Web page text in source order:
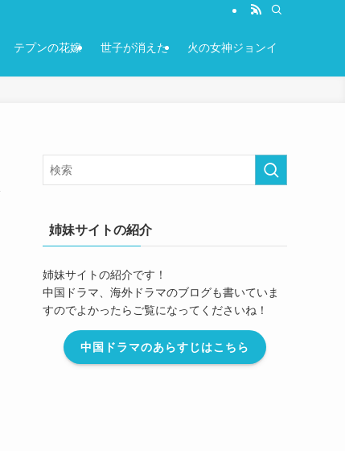
テプンの花嫁 世子が消えた 火の女神ジョンイ
姉妹サイトの紹介
姉妹サイトの紹介です！
中国ドラマ、海外ドラマのブログも書いていま
すのでよかったらご覧になってくださいね！
中国ドラマのあらすじはこちら